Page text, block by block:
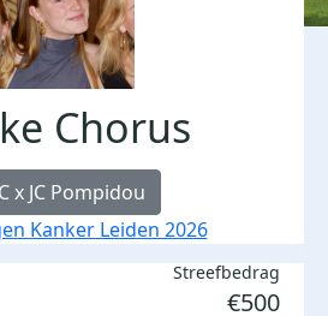
Chorus
x JC Pompidou
Kanker Leiden 2026
Streefbedrag
€500